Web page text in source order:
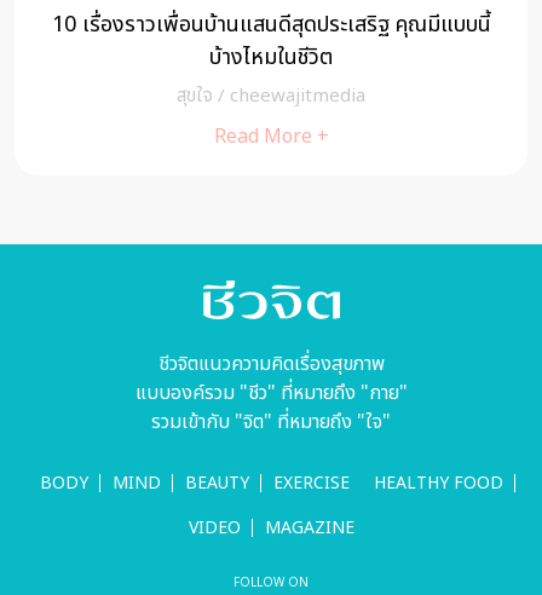
10 เรื่องราวเพื่อนบ้านแสนดีสุดประเสริฐ คุณมีแบบนี้
บ้างไหมในชีวิต
สุขใจ / cheewajitmedia
Read More +
ชีวจิตแนวความคิดเรื่องสุขภาพ
แบบองค์รวม "ชีว" ที่หมายถึง "กาย"
รวมเข้ากับ "จิต" ที่หมายถึง "ใจ"
BODY MIND BEAUTY EXERCISE
HEALTHY FOOD
VIDEO
MAGAZINE
FOLLOW ON